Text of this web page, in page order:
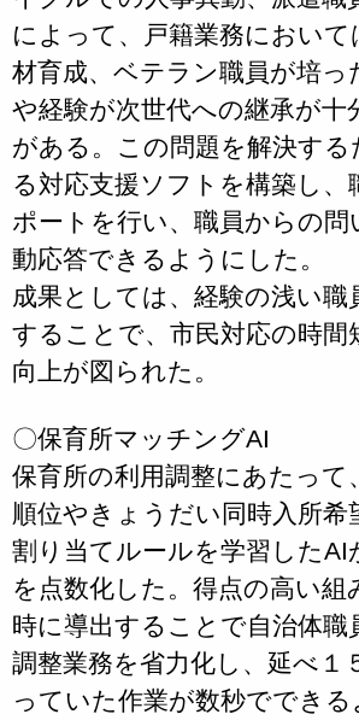
によって、戸籍業務において
材育成、ベテラン職員が培っ
や経験が次世代への継承が十
がある。この問題を解決する
る対応支援ソフトを構築し、
ポートを行い、職員からの問
動応答できるようにした。
成果としては、経験の浅い職
することで、市民対応の時間
向上が図られた。
〇保育所マッチングAI
保育所の利用調整にあたって
順位やきょうだい同時入所希
割り当てルールを学習したAI
を点数化した。得点の高い組
時に導出することで自治体職
調整業務を省力化し、延べ１
っていた作業が数秒でできる